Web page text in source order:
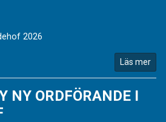
2026
Läs mer
NY ORDFÖRANDE I